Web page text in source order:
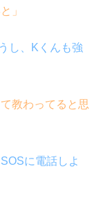
」
し、 K くんも強
教わってると思
SOSに電話しよ